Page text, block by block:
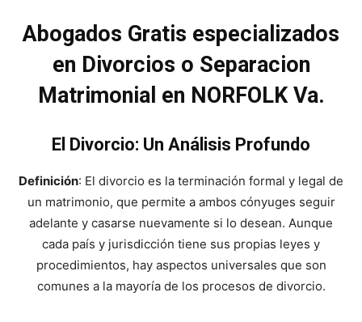
Abogados Gratis especializados
en Divorcios o Separacion
Matrimonial en NORFOLK Va.
El Divorcio: Un Análisis Profundo
Definición: El divorcio es la terminación formal y legal de
un matrimonio, que permite a ambos cónyuges seguir
adelante y casarse nuevamente si lo desean. Aunque
cada país y jurisdicción tiene sus propias leyes y
procedimientos, hay aspectos universales que son
comunes a la mayoría de los procesos de divorcio.